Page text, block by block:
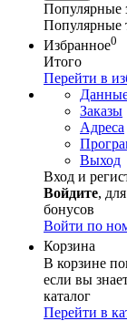
Популярные
Популярные
Избранное0
Итого
Перейти в
Заказы
Адреса
Выход
Вход и
Войдите,
бонусов
Войти по
Корзина
В корзине
если вы
каталог
Перейти в